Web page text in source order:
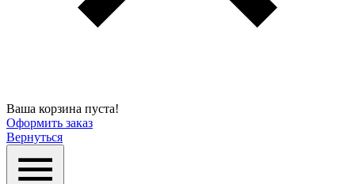
Ваша корзина пуста!
Оформить заказ
Вернуться